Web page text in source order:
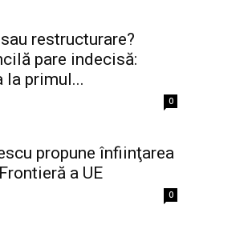
restructurare?
pare indecisă:
la primul...
0
propune înfiinţarea
a UE
0